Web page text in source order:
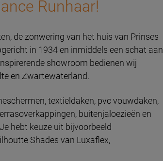
Runhaar!
de zonwering van het huis van Prinses
in 1934 en inmiddels een schat aan
showroom bedienen wij
en Zwartewaterland.
textieldaken, pvc vouwdaken,
buitenjaloezieën en
hebt keuze uit bijvoorbeeld
Shades van Luxaflex,